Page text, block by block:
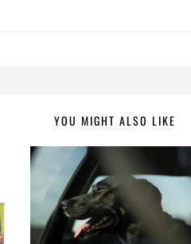
YOU MIGHT ALSO LIKE